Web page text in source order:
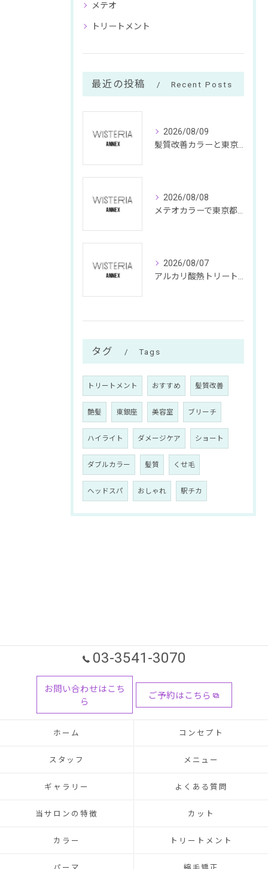
メテオ
トリートメント
最近の投稿 Recent Posts
2026/08/09
2026/08/08
2026/08/07
タグ Tags
トリートメント おすすめ 髪質改善
艶髪 東銀座 美容室 ブリーチ
ハイライト ダメージケア ショート
ダブルカラー 髪質 くせ毛
ヘッドスパ おしゃれ 駅チカ
03-3541-3070
お問い合わせはこち
ら
ご予約はこちら
ホーム コンセプト
スタッフ メニュー
ギャラリー よくある質問
当サロンの特徴 カット
カラー トリートメント